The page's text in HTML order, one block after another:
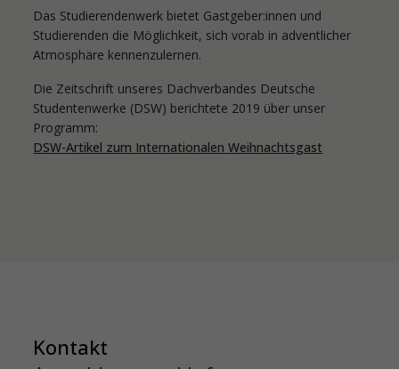
Das Studierendenwerk bietet Gastgeber:innen und
Studierenden die Möglichkeit, sich vorab in adventlicher
Atmosphäre kennenzulernen.
Die Zeitschrift unseres Dachverbandes Deutsche
Studentenwerke (DSW) berichtete 2019 über unser
Programm:
DSW-Artikel zum Internationalen Weihnachtsgast
Kontakt